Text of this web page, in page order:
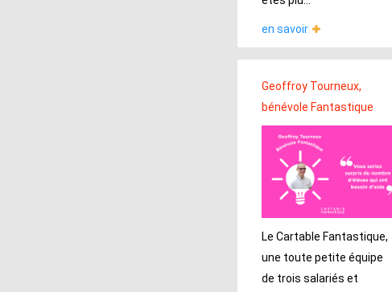
en savoir
Geoffroy Tourneux,
bénévole Fantastique
Le Cartable Fantastique,
une toute petite équipe
de trois salariés et